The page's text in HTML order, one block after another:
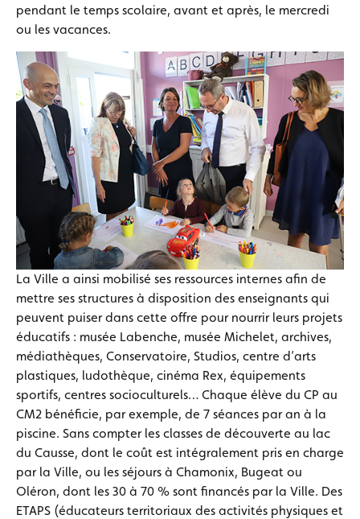
pendant le temps scolaire, avant et après, le mercredi
ou les vacances.
La Ville a ainsi mobilisé ses ressources internes afin de
mettre ses structures à disposition des enseignants qui
peuvent puiser dans cette offre pour nourrir leurs projets
éducatifs : musée Labenche, musée Michelet, archives,
médiathèques, Conservatoire, Studios, centre d’arts
plastiques, ludothèque, cinéma Rex, équipements
sportifs, centres socioculturels… Chaque élève du CP au
CM2 bénéficie, par exemple, de 7 séances par an à la
piscine. Sans compter les classes de découverte au lac
du Causse, dont le coût est intégralement pris en charge
par la Ville, ou les séjours à Chamonix, Bugeat ou
Oléron, dont les 30 à 70 % sont financés par la Ville. Des
ETAPS (éducateurs territoriaux des activités physiques et